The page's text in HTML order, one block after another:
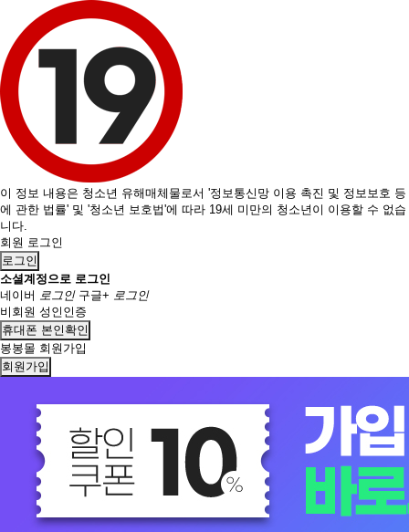
이 정보 내용은 청소년 유해매체물로서 '정보통신망 이용 촉진 및 정보보호 등
에 관한 법률' 및 '청소년 보호법'에 따라 19세 미만의 청소년이 이용할 수 없습
니다.
회원 로그인
로그인
소셜계정으로 로그인
네이버 로그인 구글+ 로그인
비회원 성인인증
휴대폰 본인확인
봉봉몰 회원가입
회원가입